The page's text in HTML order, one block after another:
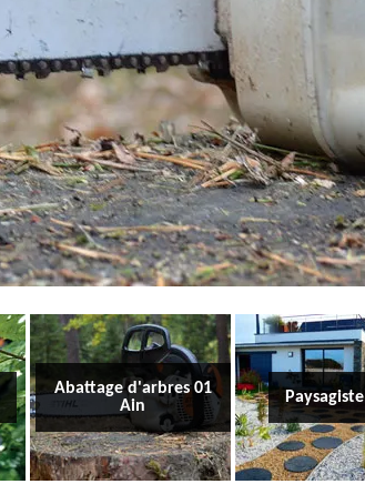
Abattage d'arbres 01
Ain